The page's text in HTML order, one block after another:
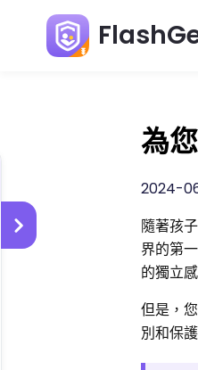
為
2024-
隨著孩
界的第
的獨立
但是，
別和保